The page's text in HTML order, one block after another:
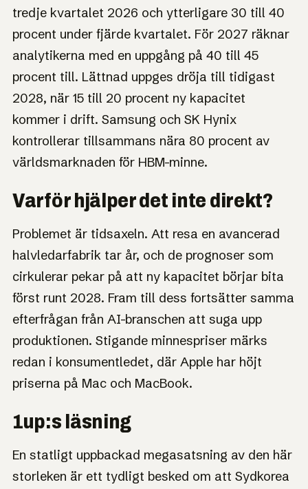
tredje kvartalet 2026 och ytterligare 30 till 40
procent under fjärde kvartalet. För 2027 räknar
analytikerna med en uppgång på 40 till 45
procent till. Lättnad uppges dröja till tidigast
2028, när 15 till 20 procent ny kapacitet
kommer i drift. Samsung och SK Hynix
kontrollerar tillsammans nära 80 procent av
världsmarknaden för HBM-minne.
Varför hjälper det inte direkt?
Problemet är tidsaxeln. Att resa en avancerad
halvledarfabrik tar år, och de prognoser som
cirkulerar pekar på att ny kapacitet börjar bita
först runt 2028. Fram till dess fortsätter samma
efterfrågan från AI-branschen att suga upp
produktionen. Stigande minnespriser märks
redan i konsumentledet, där Apple har höjt
priserna på Mac och MacBook.
1up:s läsning
En statligt uppbackad megasatsning av den här
storleken är ett tydligt besked om att Sydkorea